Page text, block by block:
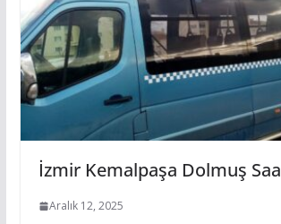
İzmir Kemalpaşa Dolmuş
Aralık 12, 2025